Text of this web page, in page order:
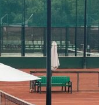
a
r
r